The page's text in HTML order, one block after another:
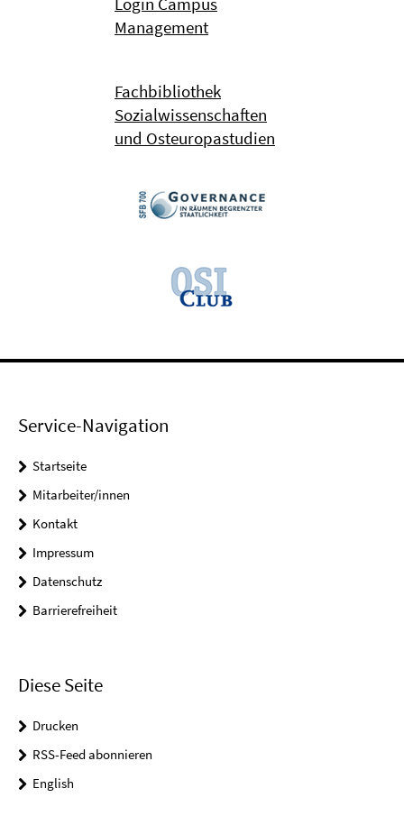
Management
Fachbibliothek
Sozialwissenschaften
und Osteuropastudien
Service-Navigation
Startseite
Mitarbeiter/innen
Kontakt
Impressum
Datenschutz
Barrierefreiheit
Diese Seite
Drucken
RSS-Feed abonnieren
English